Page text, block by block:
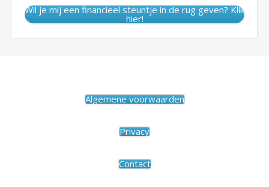
Wil je mij een financieel steuntje in de rug geven? Klik
hier!
Algemene voorwaarden
Privacy
Contact